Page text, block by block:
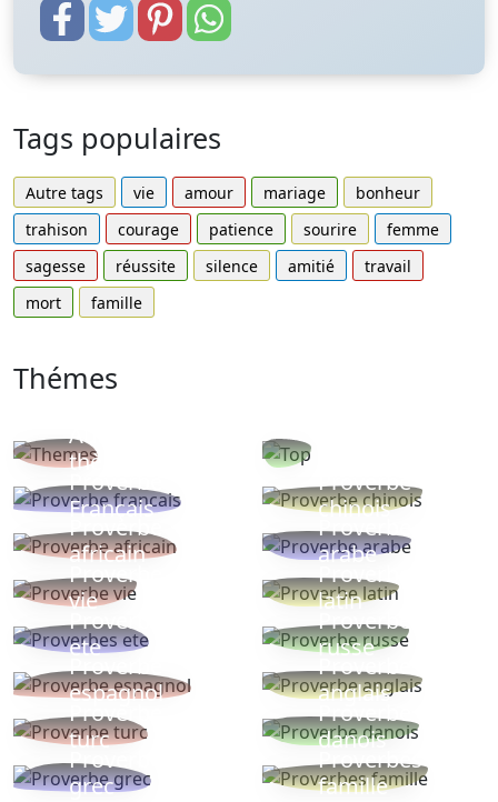
Tags populaires
Autre tags vie amour mariage
bonheur
trahison
courage patience sourire
femme
sagesse
réussite silence amitié
travail
mort
famille
Thémes
Autres
thèmes
Proverbe
Français
Proverbe
chinois
Proverbe
africain
Proverbe
arabe
Proverbe
vie
Proverbe
latin
Proverbes
ete
Proverbe
russe
Proverbe
espagnol
Proverbe
anglais
Proverbe
turc
Proverbe
danois
Proverbe
grec
Proverbes
famille